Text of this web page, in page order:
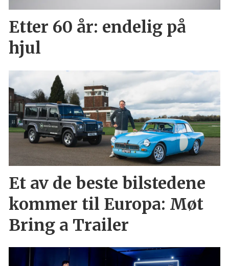
Etter 60 år: endelig på
hjul
Et av de beste bilstedene
kommer til Europa: Møt
Bring a Trailer